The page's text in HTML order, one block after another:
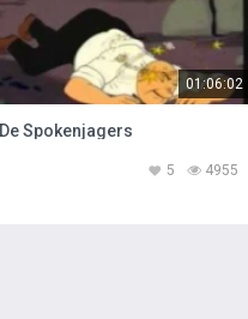
01:06:02
De Spokenjagers
4955
5